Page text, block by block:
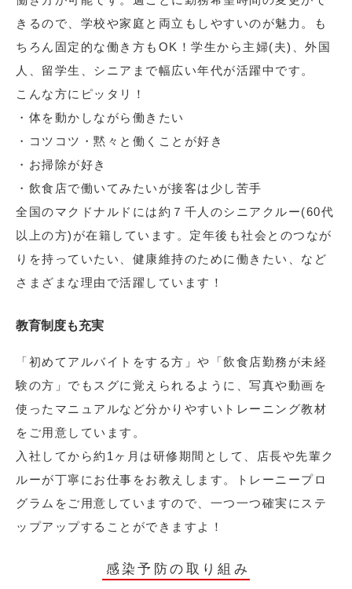
きるので、学校や家庭と両立もしやすいのが魅力。も
ちろん固定的な働き方もOK！学生から主婦(夫)、外国
人、留学生、シニアまで幅広い年代が活躍中です。
こんな方にピッタリ！
・体を動かしながら働きたい
・コツコツ・黙々と働くことが好き
・お掃除が好き
・飲食店で働いてみたいが接客は少し苦手
全国のマクドナルドには約７千人のシニアクルー(60代
以上の方)が在籍しています。定年後も社会とのつなが
りを持っていたい、健康維持のために働きたい、など
さまざまな理由で活躍しています！
教育制度も充実
「初めてアルバイトをする方」や「飲食店勤務が未経
験の方」でもスグに覚えられるように、写真や動画を
使ったマニュアルなど分かりやすいトレーニング教材
をご用意しています。
入社してから約1ヶ月は研修期間として、店長や先輩ク
ルーが丁寧にお仕事をお教えします。トレーニープロ
グラムをご用意していますので、一つ一つ確実にステ
ップアップすることができますよ！
感染予防の取り組み